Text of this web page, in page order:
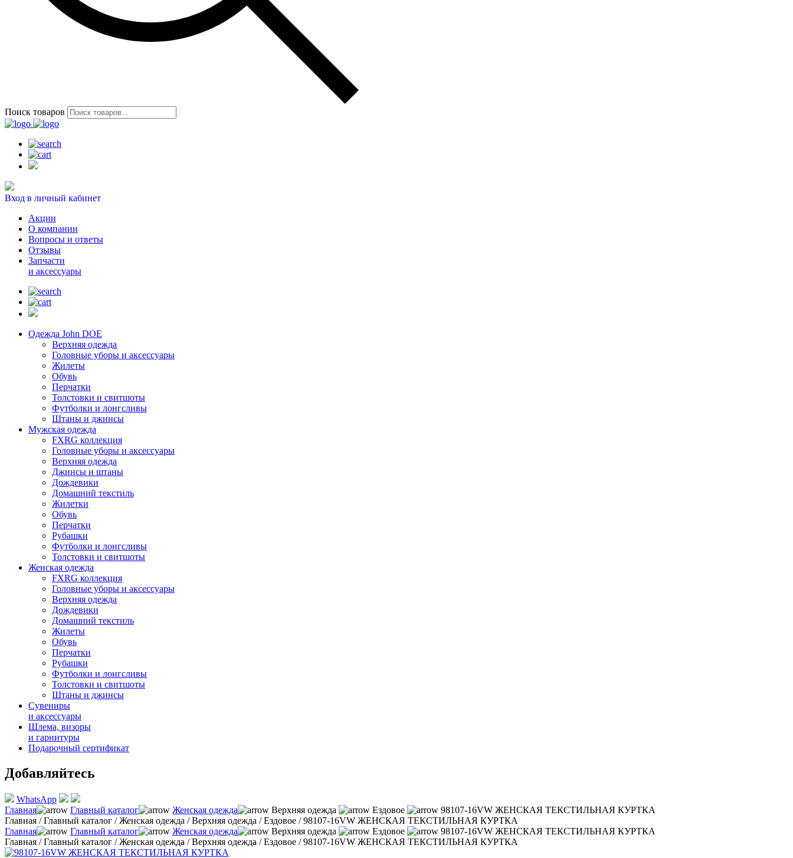
Поиск товаров
Вход в личный кабинет
Акции
О компании
Вопросы и ответы
Отзывы
Запчасти
и аксессуары
Одежда John DOE
Верхняя одежда
Головные уборы и аксессуары
Жилеты
Обувь
Перчатки
Толстовки и свитшоты
Футболки и лонгсливы
Штаны и джинсы
Мужская одежда
FXRG коллекция
Головные уборы и аксессуары
Верхняя одежда
Джинсы и штаны
Дождевики
Домашний текстиль
Жилетки
Обувь
Перчатки
Рубашки
Футболки и лонгсливы
Толстовки и свитшоты
Женская одежда
FXRG коллекция
Головные уборы и аксессуары
Верхняя одежда
Дождевики
Домашний текстиль
Жилеты
Обувь
Перчатки
Рубашки
Футболки и лонгсливы
Толстовки и свитшоты
Штаны и джинсы
Сувениры
и аксессуары
Шлема, визоры
и гарнитуры
Подарочный сертификат
Добавляйтесь
WhatsApp
Главная
Главный каталог Женская одежда Верхняя одежда Ездовое
98107-16VW ЖЕНСКАЯ ТЕКСТИЛЬНАЯ КУРТКА
Главная /Главный каталог /Женская одежда /Верхняя одежда /Ездовое /98107-16VW ЖЕНСКАЯ ТЕКСТИЛЬНАЯ КУРТКА
Главная
Главный каталог Женская одежда Верхняя одежда Ездовое
98107-16VW ЖЕНСКАЯ ТЕКСТИЛЬНАЯ КУРТКА
Главная /Главный каталог /Женская одежда /Верхняя одежда /Ездовое /98107-16VW ЖЕНСКАЯ ТЕКСТИЛЬНАЯ КУРТКА